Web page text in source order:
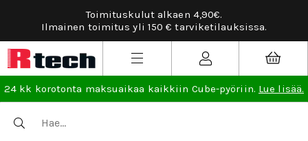
Toimituskulut alkaen 4,90€.
Ilmainen toimitus yli 150 € tarviketilauksissa.
24 kk korotonta maksuaikaa kaikkiin Cube-pyöriin. Lue lisää.